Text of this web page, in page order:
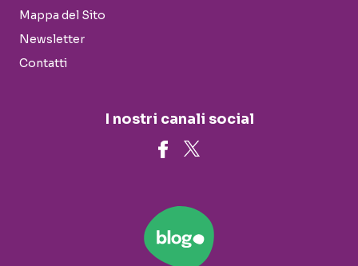
Mappa del Sito
Newsletter
Contatti
I nostri canali social